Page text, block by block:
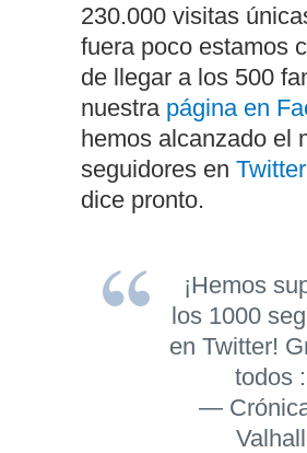
230.000 visitas
fuera poco estamos
de llegar a los 500
nuestra página en
hemos alcanzado el
seguidores en Twitter
dice pronto.
¡Hemos
los 1000
en Twitter!
todos
—